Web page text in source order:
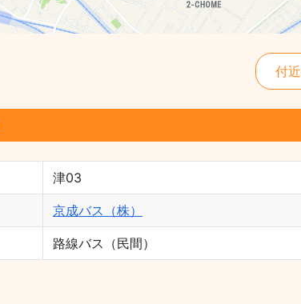
付
津03
京成バス（株）
路線バス（民間）